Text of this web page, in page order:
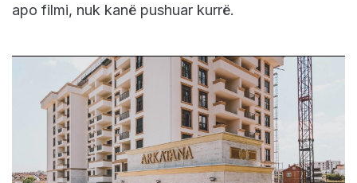
apo filmi, nuk kanë pushuar kurrë.